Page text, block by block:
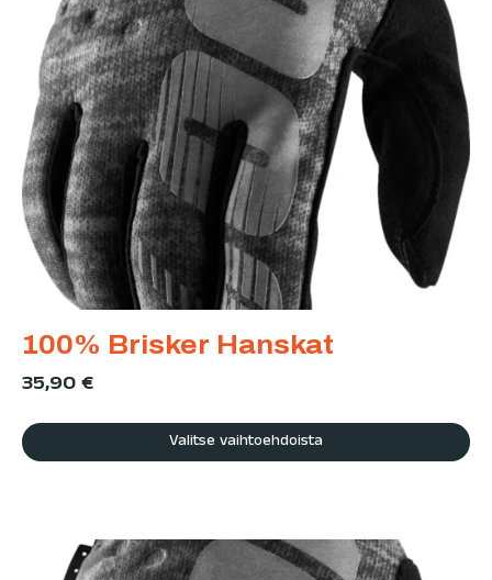
100% Brisker Hanskat
35,90€
Valitse vaihtoehdoista